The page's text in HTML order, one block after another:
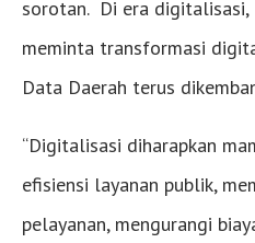
sorotan. Di era digitalisasi,
meminta transformasi
Data Daerah terus
“Digitalisasi diharapkan
efisiensi layanan publik,
pelayanan, mengurangi